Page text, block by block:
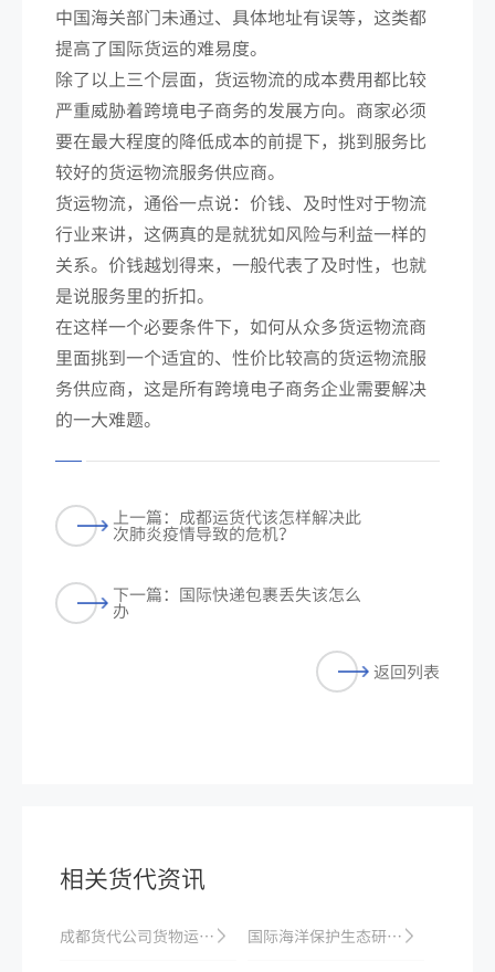
中国海关部门未通过、具体地址有误等，这类都
提高了国际货运的难易度。
除了以上三个层面，货运物流的成本费用都比较
严重威胁着跨境电子商务的发展方向。商家必须
要在最大程度的降低成本的前提下，挑到服务比
较好的货运物流服务供应商。
货运物流，通俗一点说：价钱、及时性对于物流
行业来讲，这俩真的是就犹如风险与利益一样的
关系。价钱越划得来，一般代表了及时性，也就
是说服务里的折扣。
在这样一个必要条件下，如何从众多货运物流商
里面挑到一个适宜的、性价比较高的货运物流服
务供应商，这是所有跨境电子商务企业需要解决
的一大难题。
上一篇：成都运货代该怎样解决此
次肺炎疫情导致的危机？
下一篇：国际快递包裹丢失该怎么
办
返回列表
相关货代资讯
成都货代公司货物运输的主要方式 国际海洋保护生态研究与概述